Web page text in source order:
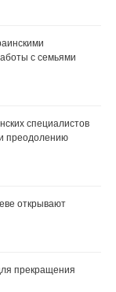
с семьями
специалистов
преодолению
открывают
прекращения